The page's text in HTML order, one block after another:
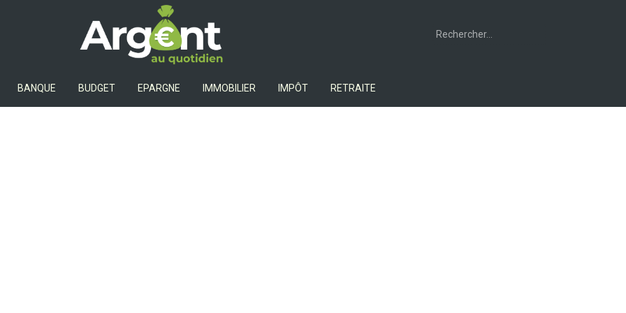
Argent Au Quotidien
Rechercher :
BANQUE BUDGET EPARGNE IMMOBILIER IMPÔT RETRAITE